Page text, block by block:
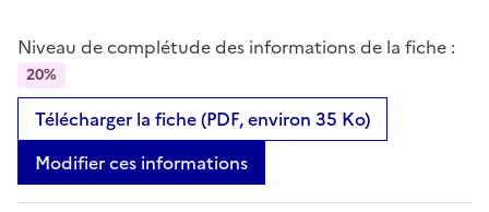
Niveau de complétude des informations de la fiche :
20%
Télécharger la fiche (PDF, environ 35 Ko)
Modifier ces informations